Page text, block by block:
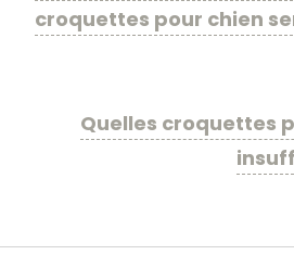
croquettes pour chien
Quelles croquettes